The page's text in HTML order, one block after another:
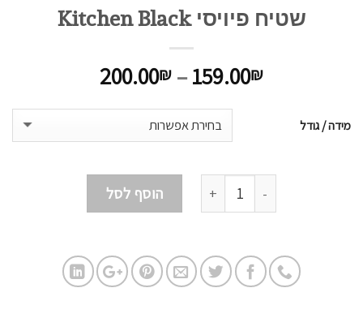
שטיח פיויסי Kitchen Black
₪
159.00
–
₪
200.00
מידה / גודל
הוסף לסל